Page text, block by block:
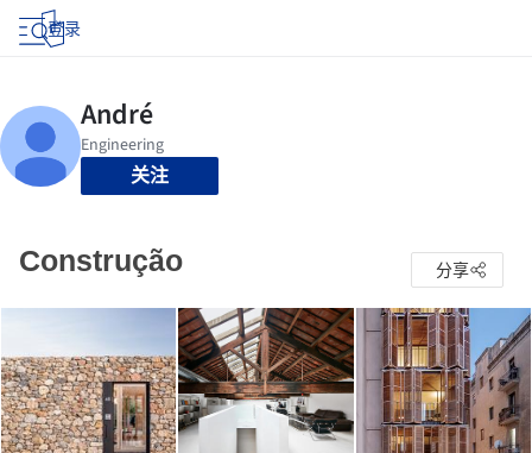
登录
关注
Construção 分享